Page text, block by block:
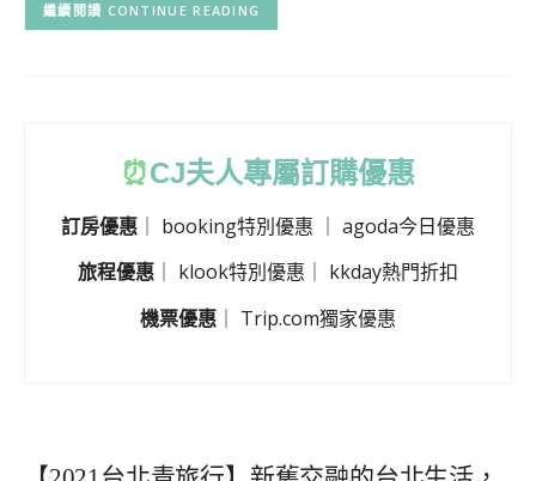
CONTINUE READING
⏰CJ夫人專屬訂購優惠
訂房優惠 ｜ booking特別優惠 ｜ agoda今日優惠
旅程優惠
klook特別優惠
kkday熱門折扣
機票優惠
Trip.com獨家優惠